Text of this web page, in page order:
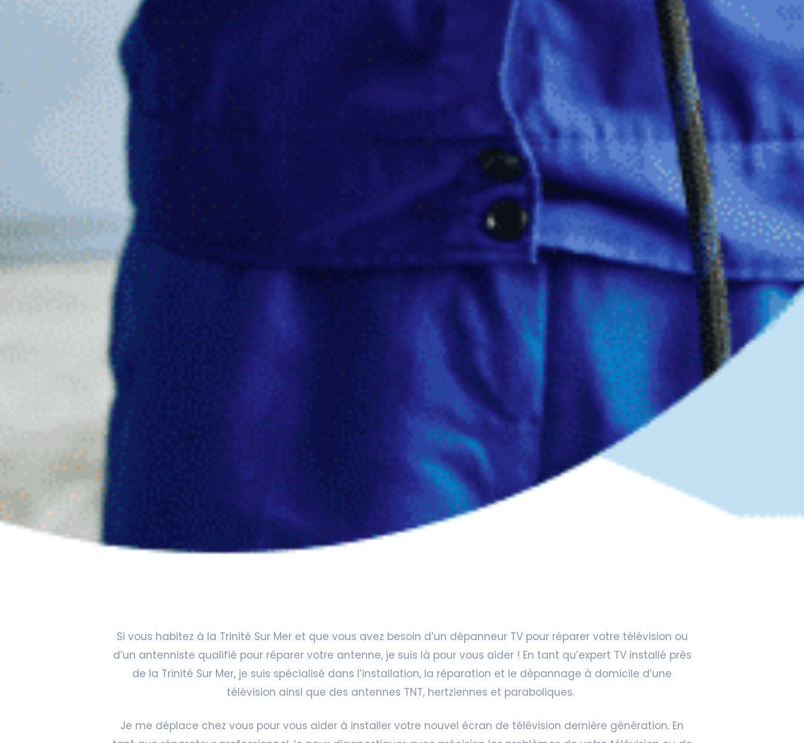
Si vous habitez à la Trinité Sur Mer et que vous avez besoin d’un dépanneur TV pour réparer votre télévision ou
d’un antenniste qualifié pour réparer votre antenne, je suis là pour vous aider ! En tant qu’expert TV installé près
de la Trinité Sur Mer, je suis spécialisé dans l’installation, la réparation et le dépannage à domicile d’une
télévision ainsi que des antennes TNT, hertziennes et paraboliques.
Je me déplace chez vous pour vous aider à installer votre nouvel écran de télévision dernière génération. En